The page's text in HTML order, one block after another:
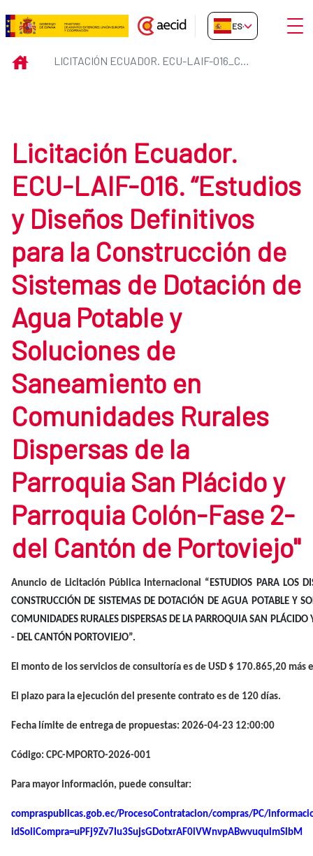
Saltar al contenido principal
Licitación Ecuador. ECU-LAIF-
ES-ES Abrir
INICIO LICITACIÓN ECUADOR. ECU-LAIF-016_CONSULTORIA
Licitación Ecuador.
ECU-LAIF-016. “Estudios
y Diseños Definitivos
para la Construcción de
Sistemas de Dotación de
Agua Potable y
Soluciones de
Saneamiento en
Comunidades Rurales
Dispersas de la
Parroquia San Plácido y
Parroquia Colón-Fase 2-
del Cantón de Portoviejo"
Anuncio de Licitación Pública Internacional “ESTUDIOS PARA LOS
CONSTRUCCIÓN DE SISTEMAS DE DOTACIÓN DE AGUA POTABLE Y
COMUNIDADES RURALES DISPERSAS DE LA PARROQUIA SAN PLÁCIDO
- DEL CANTÓN PORTOVIEJO”.
El monto de los servicios de consultoría es de USD $ 170.865,20 más
El plazo para la ejecución del presente contrato es de 120 días.
Fecha límite de entrega de propuestas: 2026-04-23 12:00:00
Código: CPC-MPORTO-2026-001
Para mayor información, puede consultar:
compraspublicas.gob.ec/ProcesoContratacion/compras/PC/
idSoliCompra=uPFj9Zv7Iu3SujsGDotxrAF0iVWnvpABwvuqulmSlbM